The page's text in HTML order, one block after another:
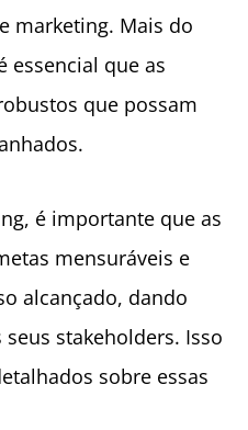
marketing. Mais do
essencial que as
que possam
é importante que as
mensuráveis e
alcançado, dando
stakeholders. Isso
sobre essas